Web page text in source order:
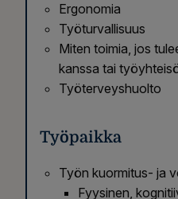
Ergonomia
Työturvallisuus
Miten toimia, jos
kanssa tai
Työterveyshuolto
Työpaikka
Työn kuormitus- ja
Fyysinen,